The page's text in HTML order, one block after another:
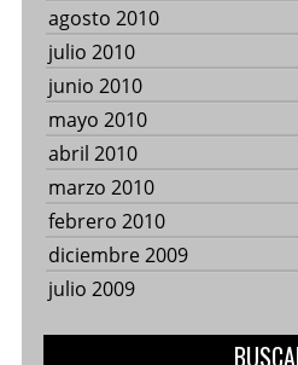
agosto 2010
julio 2010
junio 2010
mayo 2010
abril 2010
marzo 2010
febrero 2010
diciembre 2009
julio 2009